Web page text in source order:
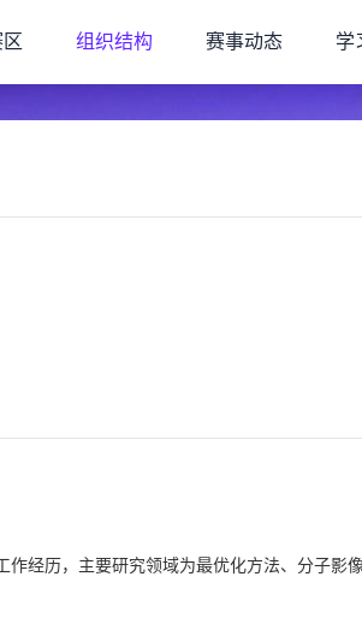
组织结构 赛事动态 学
经历，主要研究领域为最优化方法、分子影